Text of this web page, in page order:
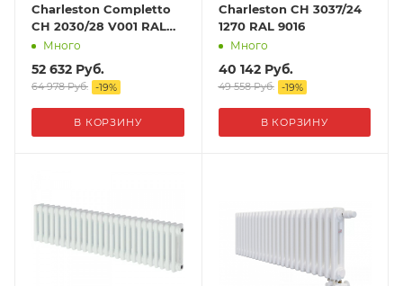
Charleston Completto
CH 2030/28 V001 RAL
9016Много
52 632 Руб.
64 978Руб. -19%
В КОРЗИНУ
Charleston CH 3037/24
1270 RAL 9016
Много
40 142Руб.
49 558Руб. -19%
В КОРЗИНУ